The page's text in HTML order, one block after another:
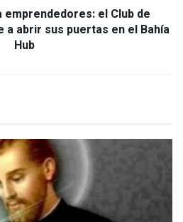
el Club de
a abrir sus puertas en el Bahía
Hub